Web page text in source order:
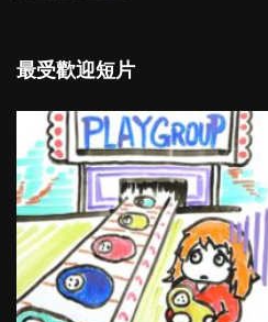
最受歡迎短片